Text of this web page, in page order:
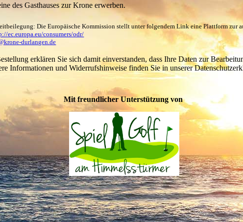
des Gasthauses zur Krone erwerben.
Die Europäische Kommission stellt unter folgendem Link eine Plattform zur
ec.europa.eu/consumers/odr/
durlangen.de
erklären Sie sich damit einverstanden, dass Ihre Daten zur
Informationen und Widerrufshinweise finden Sie in unserer
Mit freundlicher Unterstützung von